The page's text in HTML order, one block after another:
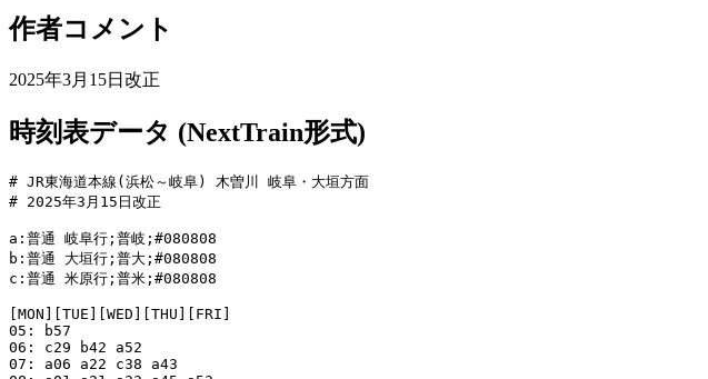
作者コメント
2025年3月15日改正
時刻表データ (NextTrain形式)
# JR東海道本線(浜松～岐阜) 木曽川 岐阜・大垣方面
# 2025年3月15日改正
a:普通 岐阜行;普岐;#080808
b:普通 大垣行;普大;#080808
c:普通 米原行;普米;#080808
[MON][TUE][WED][THU][FRI]
05: b57
06: c29 b42 a52
07: a06 a22 c38 a43